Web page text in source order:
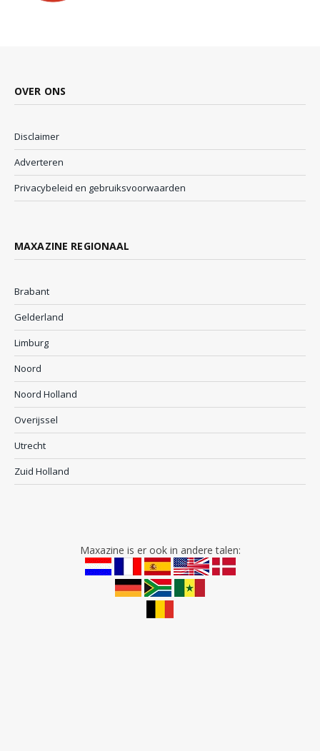
OVER ONS
Disclaimer
Adverteren
Privacybeleid en gebruiksvoorwaarden
MAXAZINE REGIONAAL
Brabant
Gelderland
Limburg
Noord
Noord Holland
Overijssel
Utrecht
Zuid Holland
Maxazine is er ook in andere talen: